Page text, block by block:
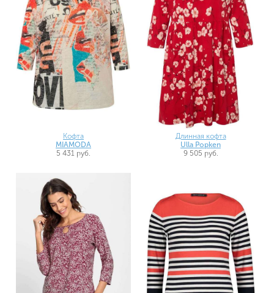
Кофта
MIAMODA
5 431 руб.
Длинная кофта
Ulla Popken
9 505 руб.